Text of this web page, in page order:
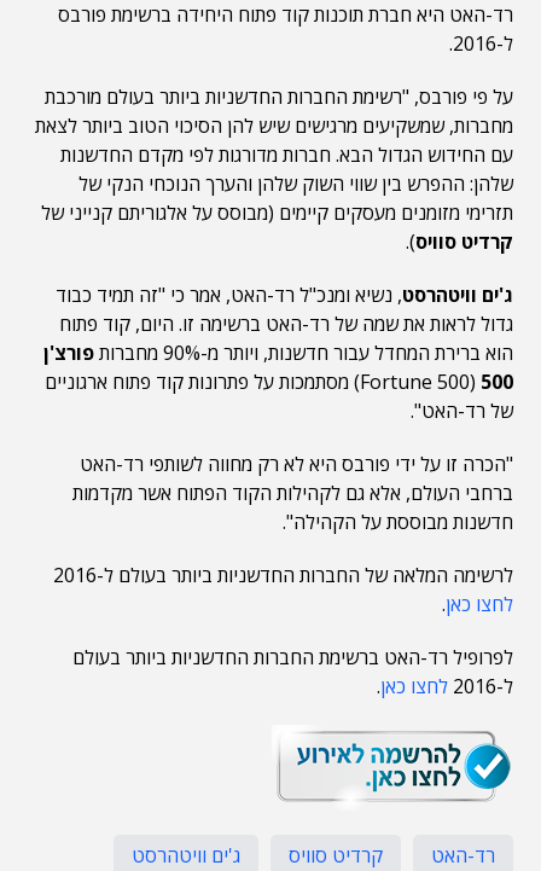
רד-האט היא חברת תוכנות קוד פתוח היחידה ברשימת פורבס
ל-2016.
על פי פורבס, "רשימת החברות החדשניות ביותר בעולם מורכבת
מחברות, שמשקיעים מרגישים שיש להן הסיכוי הטוב ביותר לצאת
עם החידוש הגדול הבא. חברות מדורגות לפי מקדם החדשנות
שלהן: ההפרש בין שווי השוק שלהן והערך הנוכחי הנקי של
תזרימי מזומנים מעסקים קיימים (מבוסס על אלגוריתם קנייני של
קרדיט סוויס).
ג'ים וויטהרסט, נשיא ומנכ"ל רד-האט, אמר כי "זה תמיד כבוד
גדול לראות את שמה של רד-האט ברשימה זו. היום, קוד פתוח
הוא ברירת המחדל עבור חדשנות, ויותר מ-90% מחברות
פורצ'ן
500
(Fortune 500) מסתמכות על פתרונות קוד פתוח ארגוניים
של רד-האט".
"הכרה זו על ידי פורבס היא לא רק מחווה לשותפי רד-האט
ברחבי העולם, אלא גם לקהילות הקוד הפתוח אשר מקדמות
חדשנות מבוססת על הקהילה".
לרשימה המלאה של החברות החדשניות ביותר בעולם ל-2016
לחצו כאן.
לפרופיל רד-האט ברשימת החברות החדשניות ביותר בעולם
ל-2016
לחצו כאן.
רד-האט קרדיט סוויס
ג'ים וויטהרסט